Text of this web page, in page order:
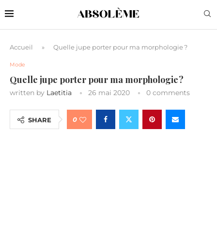
Accueil » Quelle jupe porter pour ma morphologie ?
Mode
Quelle jupe porter pour ma morphologie ?
written by Laetitia 26 mai 2020 0 comments
SHARE 0